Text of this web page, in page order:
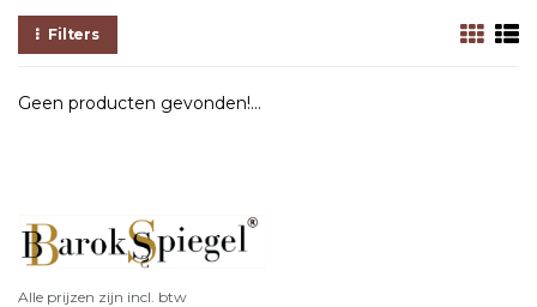
Filters
Geen producten gevonden!...
Alle prijzen zijn incl. btw